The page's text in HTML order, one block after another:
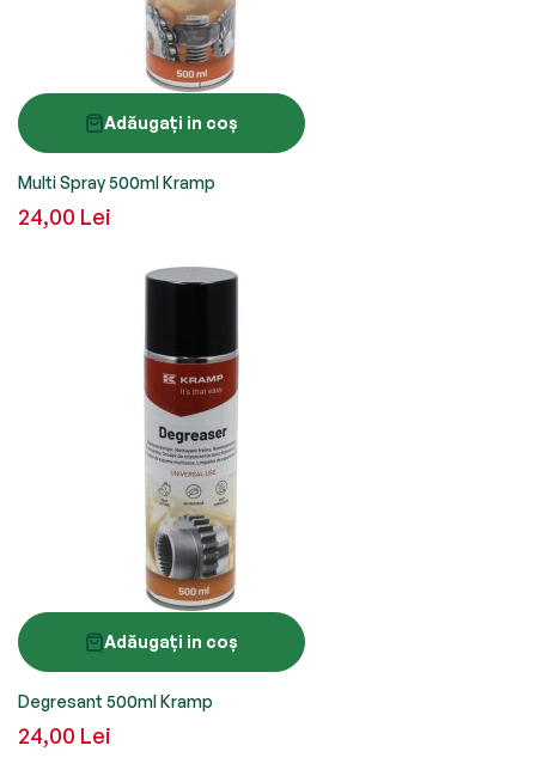
Adăugați in coș
Multi Spray 500ml Kramp
24,00 Lei
Adăugați in coș
Degresant 500ml Kramp
24,00 Lei